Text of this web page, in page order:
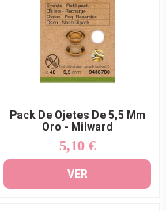
Pack De Ojetes De 5,5 Mm
Oro - Milward
Precio
5,10 €
VER